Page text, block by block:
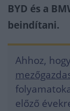
BYD és a
beindítani.
Ahhoz,
előző